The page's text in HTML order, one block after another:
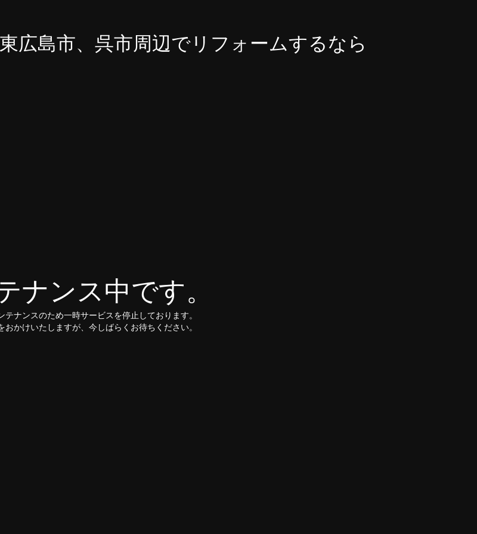
広島市、呉市周辺でリフォームするなら
ナンス中です。
テナンスのため一時サービスを停止しております。
おかけいたしますが、今しばらくお待ちください。